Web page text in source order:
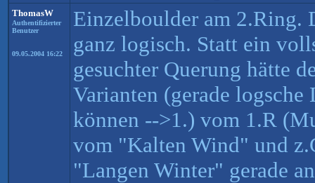
ThomasW
Authentifizierter
Benutzer
09.05.2004 16:22
Einzelboulder am 2.Ring.
ganz logisch. Statt ein
gesuchter Querung hätte
Varianten (gerade logsche
können -->1.) vom 1.R
vom "Kalten Wind" und
"Langen Winter" gerade